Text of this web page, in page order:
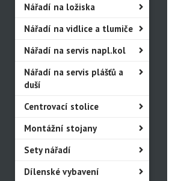
Nářadí na ložiska
Nářadí na vidlice a tlumiče
Nářadí na servis napl.kol
Nářadí na servis plášťů a
duší
Centrovací stolice
Montážní stojany
Sety nářadí
Dílenské vybavení